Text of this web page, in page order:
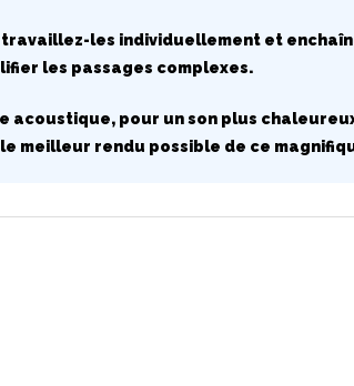
les individuellement et
les passages complexes.
acoustique, pour un son plus
meilleur rendu possible de ce